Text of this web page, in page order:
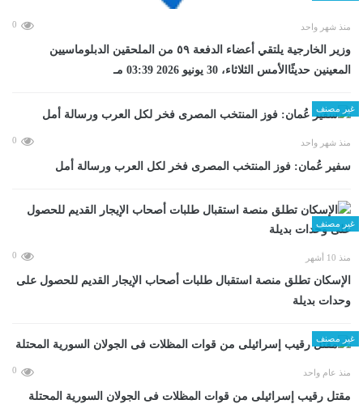
منذ شهر واحد 0
وزير الخارجية يلتقي أعضاء الدفعة ٥٩ من الملحقين الدبلوماسيين
المعينين حديثًاالأمس الثلاثاء، 30 يونيو 2026 03:39 مـ
غير مصنف
منذ شهر واحد 0
سفير عُمان: فوز المنتخب المصرى فخر لكل العرب ورسالة أمل
غير مصنف
منذ 10 أشهر 0
الإسكان تطلق منصة استقبال طلبات أصحاب الإيجار القديم للحصول على
وحدات بديلة
غير مصنف
منذ عام واحد 0
مقتل رقيب إسرائيلى من قوات المظلات فى الجولان السورية المحتلة